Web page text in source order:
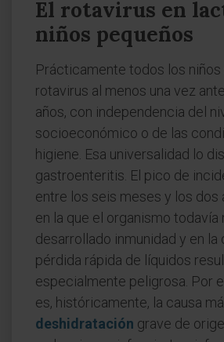
El rotavirus en
niños pequeños
Prácticamente todos los
rotavirus al menos una vez
años, con independencia del
socioeconómico o de las
higiene. Esa universalidad lo
gastroenteritis. El pico de
entre los seis meses y los dos
en la que el organismo todavía
desarrollado inmunidad y en la
pérdida rápida de líquidos
especialmente peligrosa. Por
es, históricamente, la causa
deshidratación grave de